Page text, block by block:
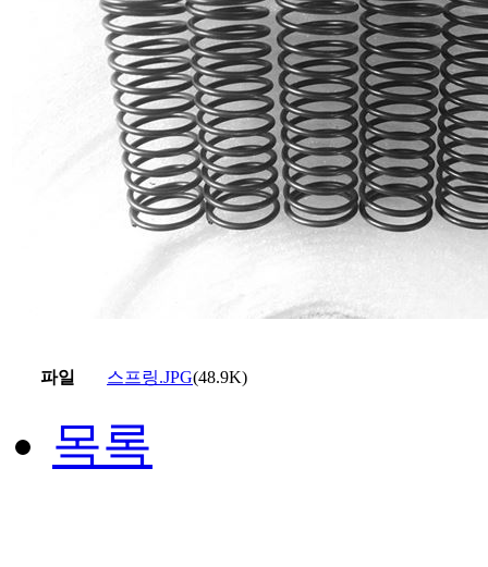
파일 스프링.JPG(48.9K)
목록